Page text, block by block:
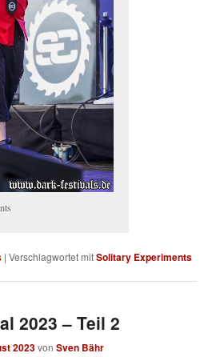
|Verschlagwortet mitSolitary Experiments
2023 – Teil 2
2023vonSven Bähr